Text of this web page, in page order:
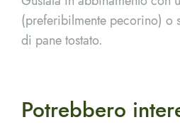
(preferibilmente pecorino) o
di pane tostato.
Potrebbero